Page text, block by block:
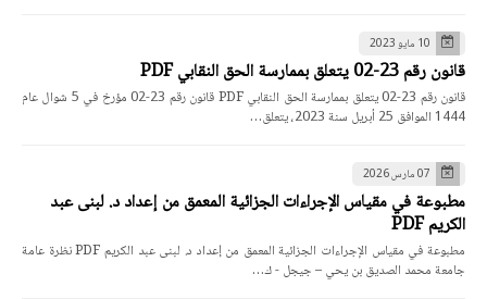
10 مايو 2023
قانون رقم 23-02 يتعلق بممارسة الحق النقابي PDF
قانون رقم 23-02 يتعلق بممارسة الحق النقابي PDF قانون رقم 23-02 مؤرخ في 5 شوال عام
1444 الموافق 25 أبريل سنة 2023، يتعلق…
07 مارس 2026
مطبوعة في مقياس الإجراءات الجزائية المعمق من إعداد د. لبنى عبد
الكريم PDF
مطبوعة في مقياس الإجراءات الجزائية المعمق من إعداد د. لبنى عبد الكريم PDF نظرة عامة
جامعة محمد الصديق بن يحي – جيجل - ك…